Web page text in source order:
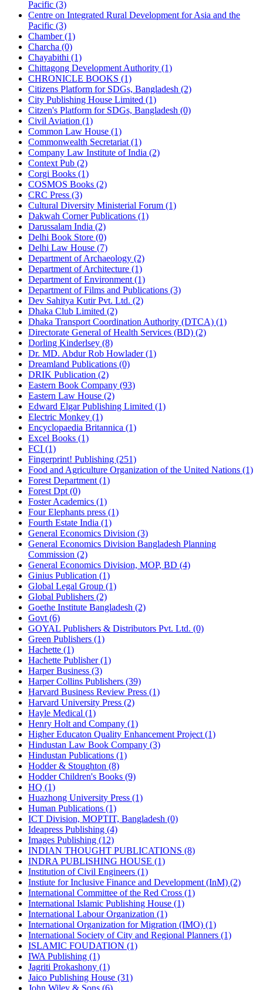
Pacific (3)
Centre on Integrated Rural Development for Asia and the
Pacific (3)
Chamber (1)
Charcha (0)
Chayabithi (1)
Chittagong Development Authority (1)
CHRONICLE BOOKS (1)
Citizens Platform for SDGs, Bangladesh (2)
City Publishing House Limited (1)
Citzen's Platform for SDGs, Bangladesh (0)
Civil Aviation (1)
Common Law House (1)
Commonwealth Secretariat (1)
Company Law Institute of India (2)
Context Pub (2)
Corgi Books (1)
COSMOS Books (2)
CRC Press (3)
Cultural Diversity Ministerial Forum (1)
Dakwah Corner Publications (1)
Darussalam India (2)
Delhi Book Store (0)
Delhi Law House (7)
Department of Archaeology (2)
Department of Architecture (1)
Department of Environment (1)
Department of Films and Publications (3)
Dev Sahitya Kutir Pvt. Ltd. (2)
Dhaka Club Limited (2)
Dhaka Transport Coordination Authority (DTCA) (1)
Directorate General of Health Services (BD) (2)
Dorling Kinderlsey (8)
Dr. MD. Abdur Rob Howlader (1)
Dreamland Publications (0)
DRIK Publication (2)
Eastern Book Company (93)
Eastern Law House (2)
Edward Elgar Publishing Limited (1)
Electric Monkey (1)
Encyclopaedia Britannica (1)
Excel Books (1)
FCI (1)
Fingerprint! Publishing (251)
Food and Agriculture Organization of the United Nations (1)
Forest Department (1)
Forest Dpt (0)
Foster Academics (1)
Four Elephants press (1)
Fourth Estate India (1)
General Economics Division (3)
General Economics Division Bangladesh Planning
Commission (2)
General Economics Division, MOP, BD (4)
Ginius Publication (1)
Global Legal Group (1)
Global Publishers (2)
Goethe Institute Bangladesh (2)
Govt (6)
GOYAL Publishers & Distributors Pvt. Ltd. (0)
Green Publishers (1)
Hachette (1)
Hachette Publisher (1)
Harper Business (3)
Harper Collins Publishers (39)
Harvard Business Review Press (1)
Harvard University Press (2)
Hayle Medical (1)
Henry Holt and Company (1)
Higher Educaton Quality Enhancement Project (1)
Hindustan Law Book Company (3)
Hindustan Publications (1)
Hodder & Stoughton (8)
Hodder Children's Books (9)
HQ (1)
Huazhong University Press (1)
Human Publications (1)
ICT Division, MOPTIT, Bangladesh (0)
Ideapress Publishing (4)
Images Publishing (12)
INDIAN THOUGHT PUBLICATIONS (8)
INDRA PUBLISHING HOUSE (1)
Institution of Civil Engineers (1)
Instiute for Inclusive Finance and Development (InM) (2)
International Committee of the Red Cross (1)
International Islamic Publishing House (1)
International Labour Organization (1)
International Organization for Migration (IMO) (1)
International Society of City and Regional Planners (1)
ISLAMIC FOUDATION (1)
IWA Publishing (1)
Jagriti Prokashony (1)
Jaico Publishing House (31)